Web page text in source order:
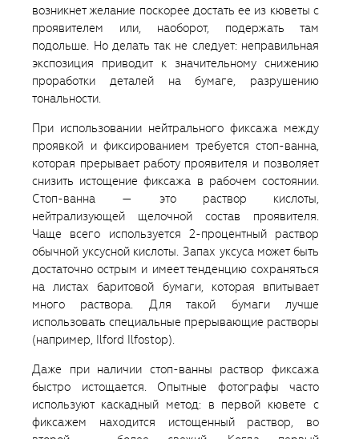
возникнет желание поскорее достать ее из кюветы с
проявителем или, наоборот, подержать там
подольше. Но делать так не следует: неправильная
экспозиция приводит к значительному снижению
проработки деталей на бумаге, разрушению
тональности.
При использовании нейтрального фиксажа между
проявкой и фиксированием требуется стоп-ванна,
которая прерывает работу проявителя и позволяет
снизить истощение фиксажа в рабочем состоянии.
Стоп-ванна — это раствор кислоты,
нейтрализующей щелочной состав проявителя.
Чаще всего используется 2-процентный раствор
обычной уксусной кислоты. Запах уксуса может быть
достаточно острым и имеет тенденцию сохраняться
на листах баритовой бумаги, которая впитывает
много раствора. Для такой бумаги лучше
использовать специальные прерывающие растворы
(например, Ilford Ilfostop).
Даже при наличии стоп-ванны раствор фиксажа
быстро истощается. Опытные фотографы часто
используют каскадный метод: в первой кювете с
фиксажем находится истощенный раствор, во